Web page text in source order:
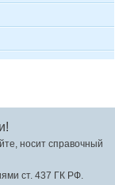
носит справочный
ст. 437 ГК РФ.